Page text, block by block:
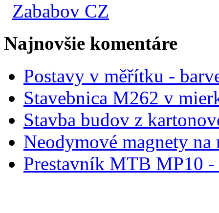
Zababov CZ
Najnovšie komentáre
Postavy v měřítku -
Stavebnica M262 v
Stavba budov z
Neodymové magnety na
Prestavník MTB MP10